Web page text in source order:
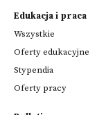
Edukacja i praca
Wszystkie
Oferty edukacyjne
Stypendia
Oferty pracy